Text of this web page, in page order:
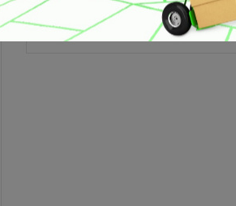
36,40 € / 71.19 лв.
45,50 € / 88.99 лв.